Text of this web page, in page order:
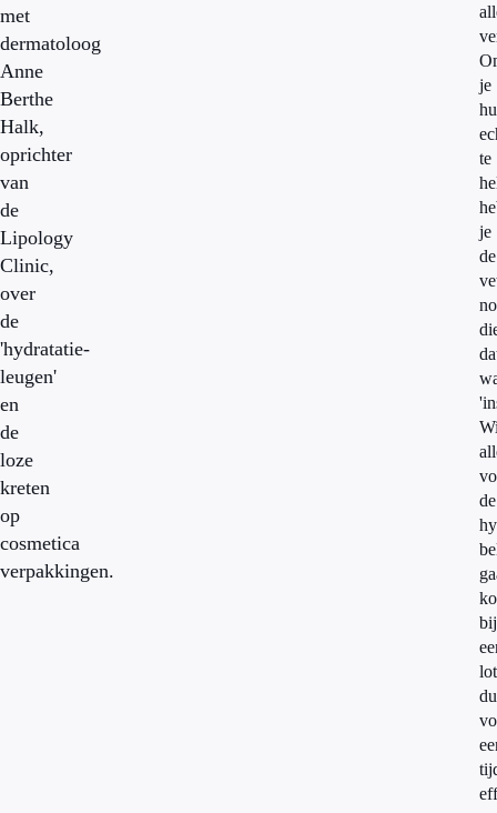
met
dermatoloog
Anne
Berthe
Halk,
oprichter
van
de
Lipology
Clinic,
over
de
'hydratatie-
leugen'
en
de
loze
kreten
op
cosmetica
verpakkingen.
je
te
je
de
de
bij